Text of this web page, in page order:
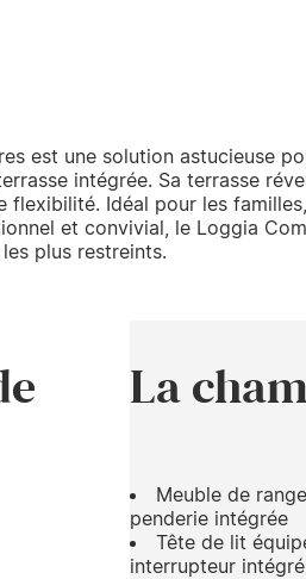
est une solution astucieuse
intégrée. Sa terrasse
Idéal pour les
et convivial, le Loggia
plus restreints.
La
Meuble de
penderie intégrée
Tête de lit
interrupteur intégré